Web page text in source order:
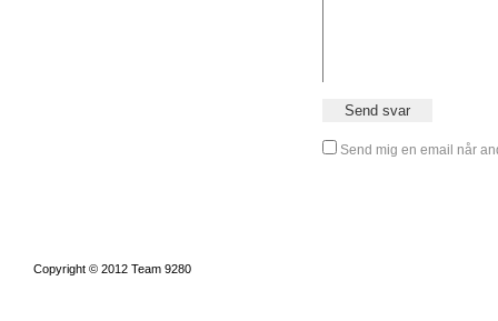
Send mig en email når
Copyright © 2012 Team 9280